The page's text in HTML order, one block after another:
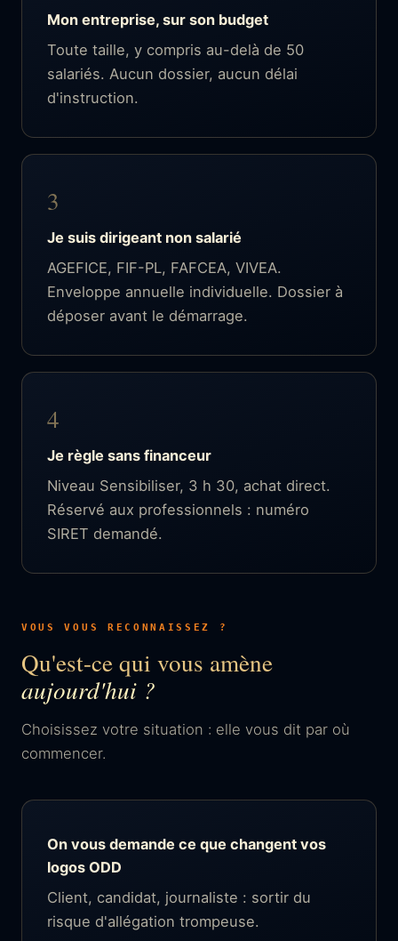
Mon entreprise, sur son budget
Toute taille, y compris au-delà de 50
salariés. Aucun dossier, aucun délai
d'instruction.
3
Je suis dirigeant non salarié
AGEFICE, FIF-PL, FAFCEA, VIVEA.
Enveloppe annuelle individuelle. Dossier à
déposer avant le démarrage.
4
Je règle sans financeur
Niveau Sensibiliser, 3 h 30, achat direct.
Réservé aux professionnels : numéro
SIRET demandé.
VOUS VOUS RECONNAISSEZ ?
Qu'est-ce qui vous amène
aujourd'hui ?
Choisissez votre situation : elle vous dit par où
commencer.
On vous demande ce que changent vos
logos ODD
Client, candidat, journaliste : sortir du
risque d'allégation trompeuse.